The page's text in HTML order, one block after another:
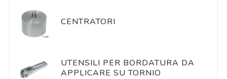
CENTRATORI
UTENSILI PER BORDATURA DA
APPLICARE SU TORNIO